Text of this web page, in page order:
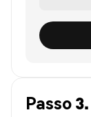
Passo